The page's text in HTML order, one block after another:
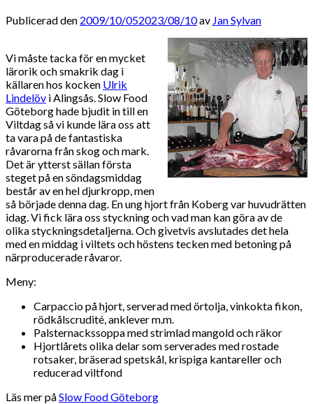
Publicerad den 2009/10/052023/08/10av Jan Sylvan
Vi måste tacka för en mycket
lärorik och smakrik dag i
källaren hos kocken Ulrik
Lindelöv i Alingsås. Slow Food
Göteborg hade bjudit in till en
Viltdag så vi kunde lära oss att
ta vara på de fantastiska
råvarorna från skog och mark.
Det är ytterst sällan första
steget på en söndagsmiddag
består av en hel djurkropp, men
så började denna dag. En ung hjort från Koberg var huvudrätten
idag. Vi fick lära oss styckning och vad man kan göra av de
olika styckningsdetaljerna. Och givetvis avslutades det hela
med en middag i viltets och höstens tecken med betoning på
närproducerade råvaror.
Meny:
Carpaccio på hjort, serverad med örtolja, vinkokta fikon,
rödkålscrudité, anklever m.m.
Palsternackssoppa med strimlad mangold och räkor
Hjortlårets olika delar som serverades med rostade
rotsaker, bräserad spetskål, krispiga kantareller och
reducerad viltfond
Läs mer påSlow Food Göteborg